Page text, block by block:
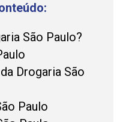
São Paulo?
Drogaria São
Paulo